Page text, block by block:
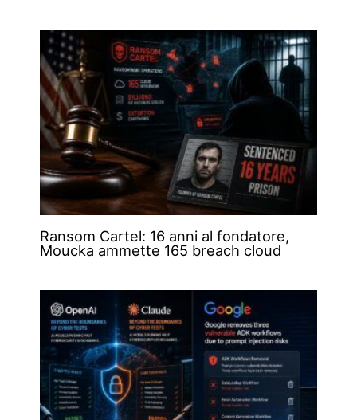
Ransom Cartel: 16 anni al fondatore,
Moucka ammette 165 breach cloud